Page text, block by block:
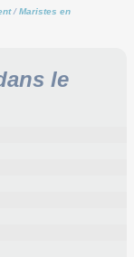
/Maristes en
le